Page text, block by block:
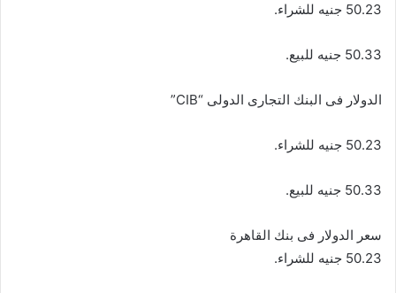
50.23 جنيه للشراء.
50.33 جنيه للبيع.
الدولار فى البنك التجارى الدولى “CIB”
50.23 جنيه للشراء.
50.33 جنيه للبيع.
سعر الدولار فى بنك القاهرة
50.23 جنيه للشراء.